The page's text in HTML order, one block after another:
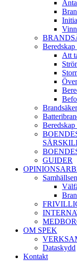
Att
GUIDER
OM SPEK
Dataskydd
Kontakt